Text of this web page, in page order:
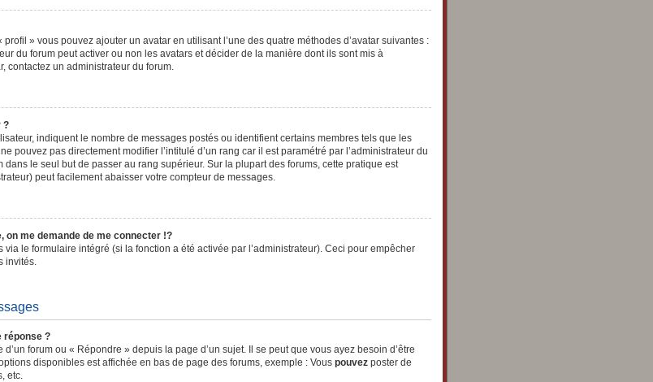
profil » vous pouvez ajouter un avatar en utilisant l’une des quatre méthodes d’avatar suivantes :
du forum peut activer ou non les avatars et décider de la manière dont ils sont mis à
contactez un administrateur du forum.
?
indiquent le nombre de messages postés ou identifient certains membres tels que les
pouvez pas directement modifier l’intitulé d’un rang car il est paramétré par l’administrateur du
le seul but de passer au rang supérieur. Sur la plupart des forums, cette pratique est
peut facilement abaisser votre compteur de messages.
on me demande de me connecter !?
le formulaire intégré (si la fonction a été activée par l’administrateur). Ceci pour empêcher
invités.
réponse ?
forum ou « Répondre » depuis la page d’un sujet. Il se peut que vous ayez besoin d’être
disponibles est affichée en bas de page des forums, exemple : Vous pouvez poster de
etc.